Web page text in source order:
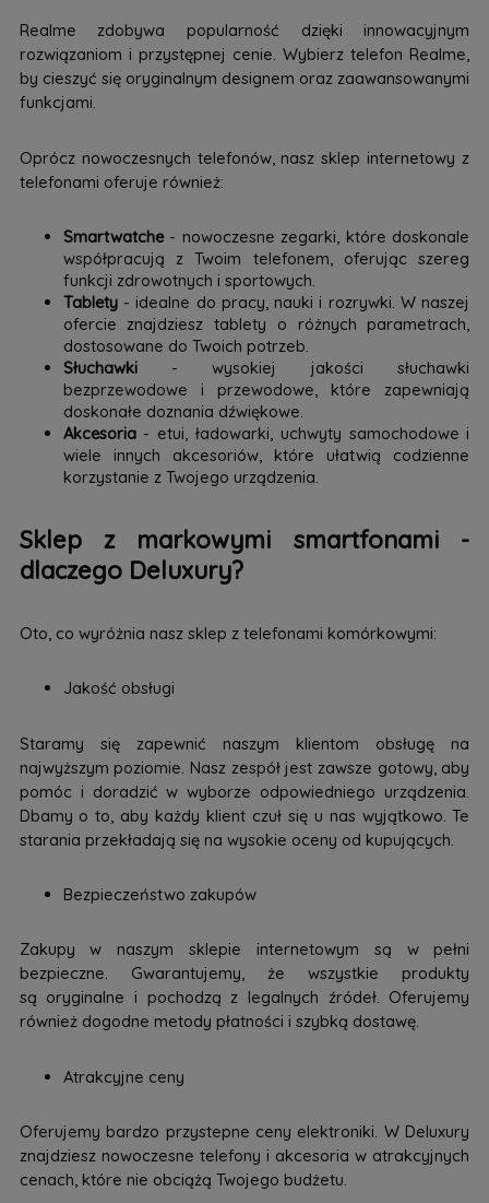
Realme zdobywa popularność dzięki innowacyjnym
rozwiązaniom i przystępnej cenie. Wybierz telefon Realme,
by cieszyć się oryginalnym designem oraz zaawansowanymi
funkcjami.
Oprócz nowoczesnych telefonów, nasz sklep internetowy z
telefonami oferuje również:
Smartwatche- nowoczesne zegarki, które doskonale
współpracują z Twoim telefonem, oferując szereg
funkcji zdrowotnych i sportowych.
Tablety- idealne do pracy, nauki i rozrywki. W naszej
ofercie znajdziesz tablety o różnych parametrach,
dostosowane do Twoich potrzeb.
Słuchawki- wysokiej jakości słuchawki
bezprzewodowe i przewodowe, które zapewniają
doskonałe doznania dźwiękowe.
Akcesoria- etui, ładowarki, uchwyty samochodowe i
wiele innych akcesoriów, które ułatwią codzienne
korzystanie z Twojego urządzenia.
Sklep z markowymi smartfonami -
dlaczego Deluxury?
Oto, co wyróżnia nasz sklep z telefonami komórkowymi:
Jakość obsługi
Staramy się zapewnić naszym klientom obsługę na
najwyższym poziomie. Nasz zespół jest zawsze gotowy, aby
pomóc i doradzić w wyborze odpowiedniego urządzenia.
Dbamy o to, aby każdy klient czuł się u nas wyjątkowo. Te
starania przekładają się na wysokie oceny od kupujących.
Bezpieczeństwo zakupów
Zakupy w naszym sklepie internetowym są w pełni
bezpieczne. Gwarantujemy, że wszystkie produkty
są oryginalne i pochodzą z legalnych źródeł. Oferujemy
również dogodne metody płatności i szybką dostawę.
Atrakcyjne ceny
Oferujemy bardzo przystepne ceny elektroniki. W Deluxury
znajdziesz nowoczesne telefony i akcesoria w atrakcyjnych
cenach, które nie obciążą Twojego budżetu.